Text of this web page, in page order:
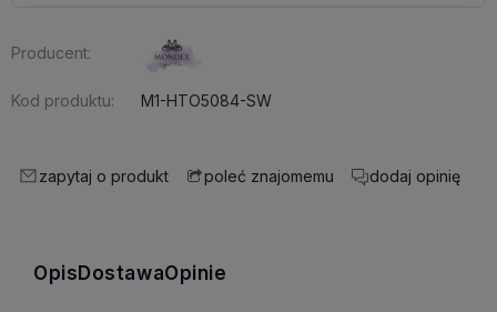
Producent:
Kod produktu: M1-HTO5084-SW
zapytaj o produkt poleć znajomemu dodaj opinię
OpisDostawaOpinie